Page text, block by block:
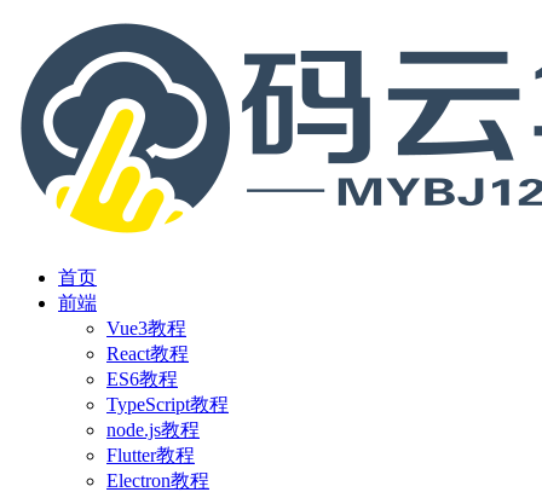
首页
前端
Vue3教程
React教程
ES6教程
TypeScript教程
node.js教程
Flutter教程
Electron教程